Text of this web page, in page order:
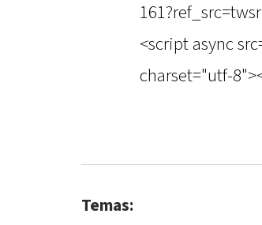
<script async
charset="utf-
Temas: